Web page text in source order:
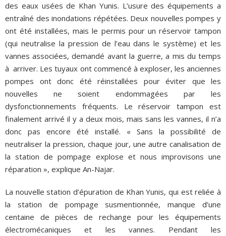
des eaux usées de Khan Yunis. L’usure des équipements a
entraîné des inondations répétées. Deux nouvelles pompes y
ont été installées, mais le permis pour un réservoir tampon
(qui neutralise la pression de l’eau dans le système) et les
vannes associées, demandé avant la guerre, a mis du temps
à arriver. Les tuyaux ont commencé à exploser, les anciennes
pompes ont donc été réinstallées pour éviter que les
nouvelles ne soient endommagées par les
dysfonctionnements fréquents. Le réservoir tampon est
finalement arrivé il y a deux mois, mais sans les vannes, il n’a
donc pas encore été installé. « Sans la possibilité de
neutraliser la pression, chaque jour, une autre canalisation de
la station de pompage explose et nous improvisons une
réparation », explique An-Najar.
La nouvelle station d’épuration de Khan Yunis, qui est reliée à
la station de pompage susmentionnée, manque d’une
centaine de pièces de rechange pour les équipements
électromécaniques et les vannes. Pendant les